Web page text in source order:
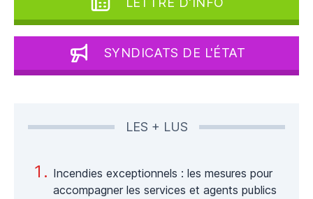
SYNDICATS DE L'ÉTAT
LES + LUS
Incendies exceptionnels : les mesures pour
accompagner les services et agents publics